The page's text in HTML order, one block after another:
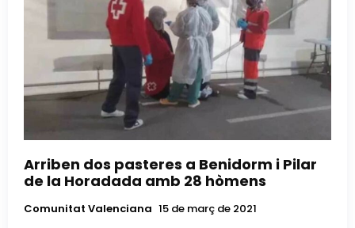
Arriben dos pasteres a Benidorm i Pilar
de la Horadada amb 28 hòmens
Comunitat Valenciana 15 de març de 2021